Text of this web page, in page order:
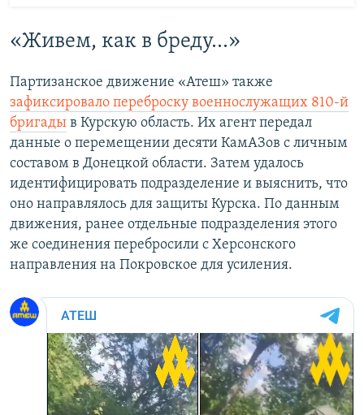
«Живем, как в бреду...»
Партизанское движение «Атеш» также
зафиксировало переброску военнослужащих 810-й
бригады в Курскую область. Их агент передал
данные о перемещении десяти КамАЗов с личным
составом в Донецкой области. Затем удалось
идентифицировать подразделение и выяснить, что
оно направлялось для защиты Курска. По данным
движения, ранее отдельные подразделения этого
же соединения перебросили с Херсонского
направления на Покровское для усиления.